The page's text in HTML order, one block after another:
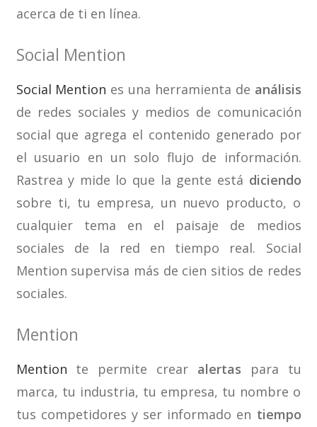
acerca de ti en línea.
Social Mention
Social Mention es una herramienta de análisis
de redes sociales y medios de comunicación
social que agrega el contenido generado por
el usuario en un solo flujo de información.
Rastrea y mide lo que la gente está diciendo
sobre ti, tu empresa, un nuevo producto, o
cualquier tema en el paisaje de medios
sociales de la red en tiempo real. Social
Mention supervisa más de cien sitios de redes
sociales.
Mention
Mention te permite crear alertas para tu
marca, tu industria, tu empresa, tu nombre o
tus competidores y ser informado en tiempo